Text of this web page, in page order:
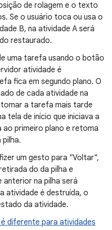
de rolagem e o texto
Se o usuário toca ou usa o
B, na atividade A será
restaurado.
uma tarefa usando o botão
atividade é
fica em segundo plano. O
de cada atividade na
a tarefa mais tarde
tela de início que iniciava a
primeiro plano e retoma
um gesto para "Voltar",
do da pilha e
anterior na pilha será
atividade é destruída, o
da atividade.
diferente para atividades